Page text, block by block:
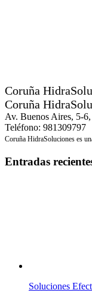
Coruña
Coruña
Av. Buenos Aires, 5-
Teléfono: 981309797
Coruña HidraSoluciones es
Entradas
Soluciones